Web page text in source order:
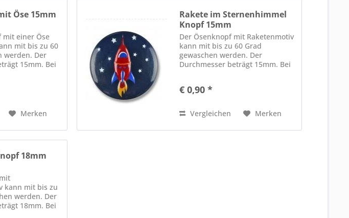
Öse 15mm
mit einer Öse
mit bis zu 60
werden. Der
15mm. Bei
;)
Merken
Rakete im Sternenhimmel
Knopf 15mm
Der Ösenknopf mit Raketenmotiv
kann mit bis zu 60 Grad
gewaschen werden. Der
Durchmesser beträgt 15mm. Bei
gestrickten Werken ;)
€ 0,90 *
Vergleichen Merken
18mm
kann mit bis zu
werden. Der
18mm. Bei